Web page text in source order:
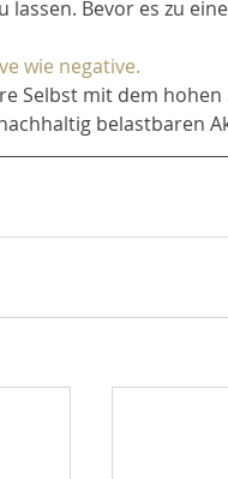
Bevor es zu
wie negative.
Selbst mit dem hohen
belastbaren